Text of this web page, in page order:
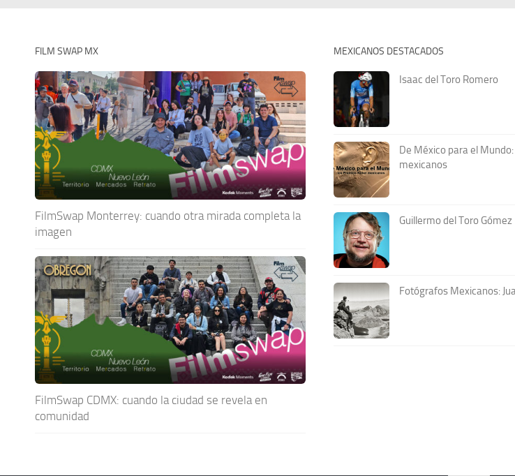
FILM SWAP MX
FilmSwap Monterrey: cuando otra mirada completa la
imagen
FilmSwap CDMX: cuando la ciudad se revela en
comunidad
MEXICANOS DESTACADOS
Isaac del Toro Romero
De México para el
mexicanos
Guillermo del Toro Gómez
Fotógrafos Mexicanos: